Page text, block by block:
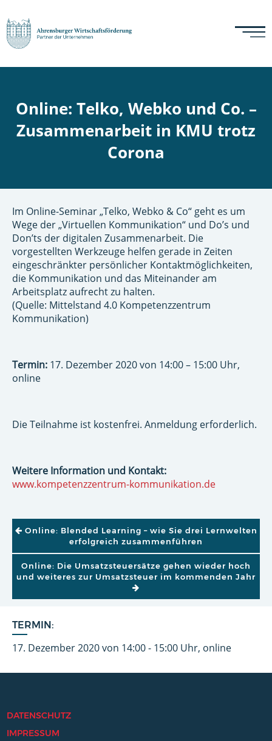
Online: Telko, Webko und Co. –
Zusammenarbeit in KMU trotz
Corona
TERMIN:
17. Dezember 2020 von 14:00 - 15:00 Uhr, online
Im Online-Seminar „Telko, Webko & Co“ geht es um
Wege der „Virtuellen Kommunikation“ und Do’s und
Don’ts der digitalen Zusammenarbeit. Die
vorgestellten Werkzeuge helfen gerade in Zeiten
eingeschränkter persönlicher Kontaktmöglichkeiten,
die Kommunikation und das Miteinander am
Arbeitsplatz aufrecht zu halten.
(Quelle: Mittelstand 4.0 Kompetenzzentrum
Kommunikation)
Termin: 17. Dezember 2020 von 14:00 – 15:00 Uhr,
online
Die Teilnahme ist kostenfrei. Anmeldung erforderlich.
Weitere Information und Kontakt:
www.kompetenzzentrum-kommunikation.de
BEITRAGSNAVIGATION
Online: Blended Learning – wie Sie drei Lernwelten
erfolgreich zusammenführen
Online: Die Umsatzsteuersätze gehen wieder hoch
und weiteres zur Umsatzsteuer im kommenden Jahr
DATENSCHUTZ
IMPRESSUM